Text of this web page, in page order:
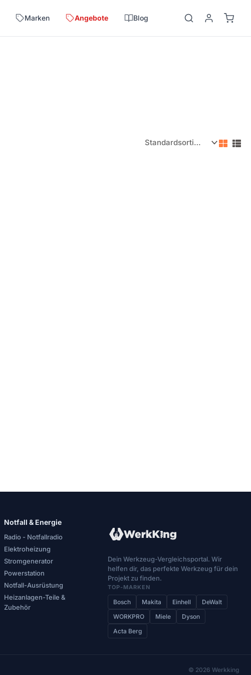
Marken Angebote Blog
Notfall & Energie
Radio - Notfallradio
Elektroheizung
Stromgenerator
Powerstation
Notfall-Ausrüstung
Heizanlagen-Teile &
Zubehör
Dein Werkzeug-Vergleichsportal. Wir
helfen dir, das perfekte Werkzeug für dein
Projekt zu finden.
TOP-MARKEN
Bosch Makita Einhell
DeWalt
WORKPRO
Miele
Dyson
Acta Berg
© 2026 Werkking